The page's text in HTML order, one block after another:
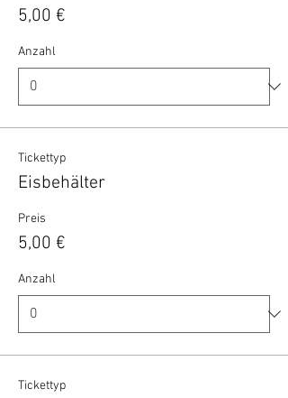
5,00 €
Anzahl
Tickettyp
Eisbehälter
Preis
5,00 €
Anzahl
Tickettyp